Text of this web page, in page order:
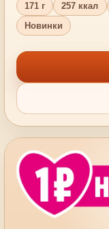
171 г 257 ккал
Новинки